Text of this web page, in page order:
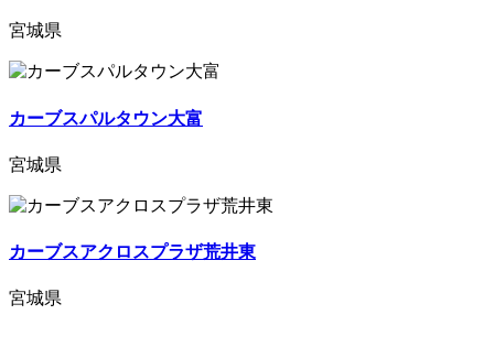
宮城県
カーブスパルタウン大富
宮城県
カーブスアクロスプラザ荒井東
宮城県